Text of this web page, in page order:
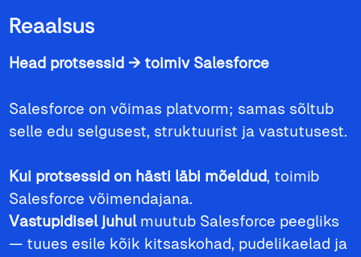
Reaalsus
Head protsessid → toimiv Salesforce
Salesforce on võimas platvorm; samas sõltub
selle edu selgusest, struktuurist ja vastutusest.
Kui protsessid on hästi läbi mõeldud, toimib
Salesforce võimendajana.
Vastupidisel juhulmuutub Salesforce peegliks
— tuues esile kõik kitsaskohad, pudelikaelad ja